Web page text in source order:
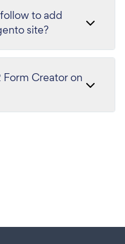
to add
site?
Creator on